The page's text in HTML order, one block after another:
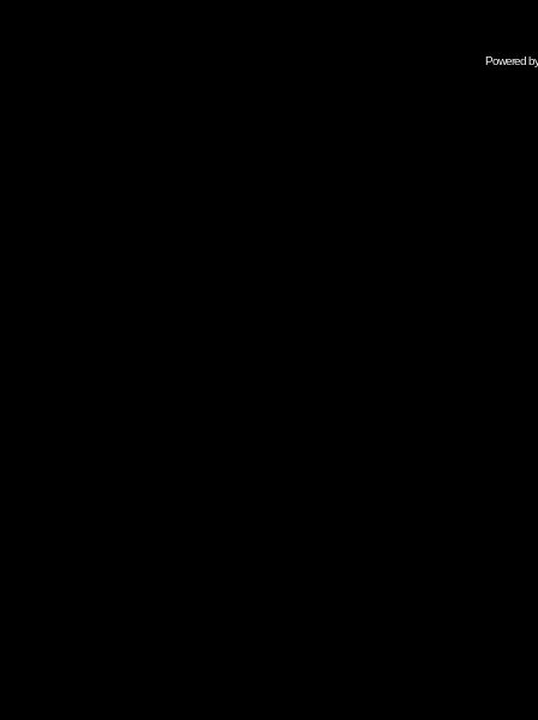
Powered